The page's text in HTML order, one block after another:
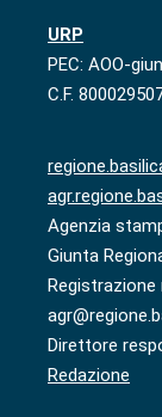
URP
PEC: AOO-
C.F.
Agenzia
Giunta
Registrazione
Direttore
Redazione